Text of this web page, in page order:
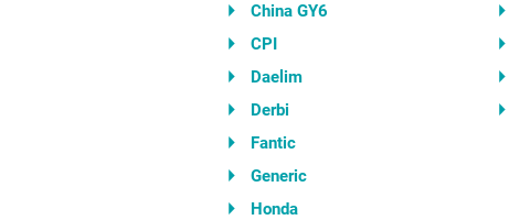
China GY6
CPI
Daelim
Derbi
Fantic
Generic
Honda